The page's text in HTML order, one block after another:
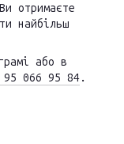
отримаєте
найбільш
або в
95 066 95 84.